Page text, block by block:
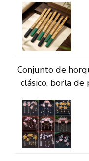
Conjunto de
clásico, borla de